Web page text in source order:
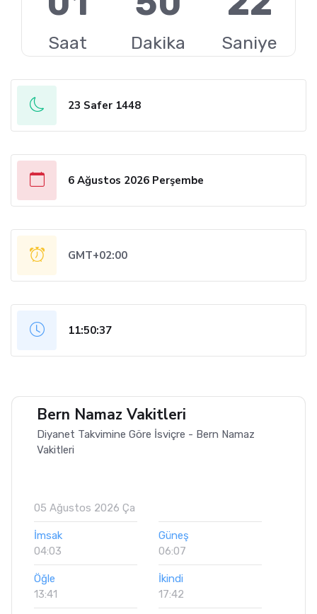
Saat Dakika Saniye
23 Safer 1448
6 Ağustos 2026 Perşembe
GMT+02:00
11:50:38
Bern Namaz Vakitleri
Diyanet Takvimine Göre İsviçre - Bern Namaz
Vakitleri
05 Ağustos 2026 Ça
İmsak
04:03
Güneş
06:07
Öğle
13:41
İkindi
17:42